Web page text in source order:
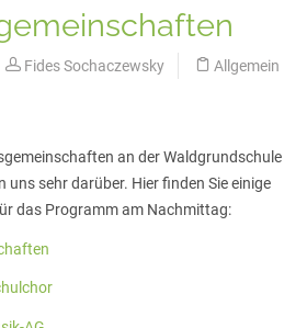
Fides Sochaczewsky Allgemein
an der Waldgrundschule
uns sehr darüber. Hier finden Sie einige
das Programm am Nachmittag: